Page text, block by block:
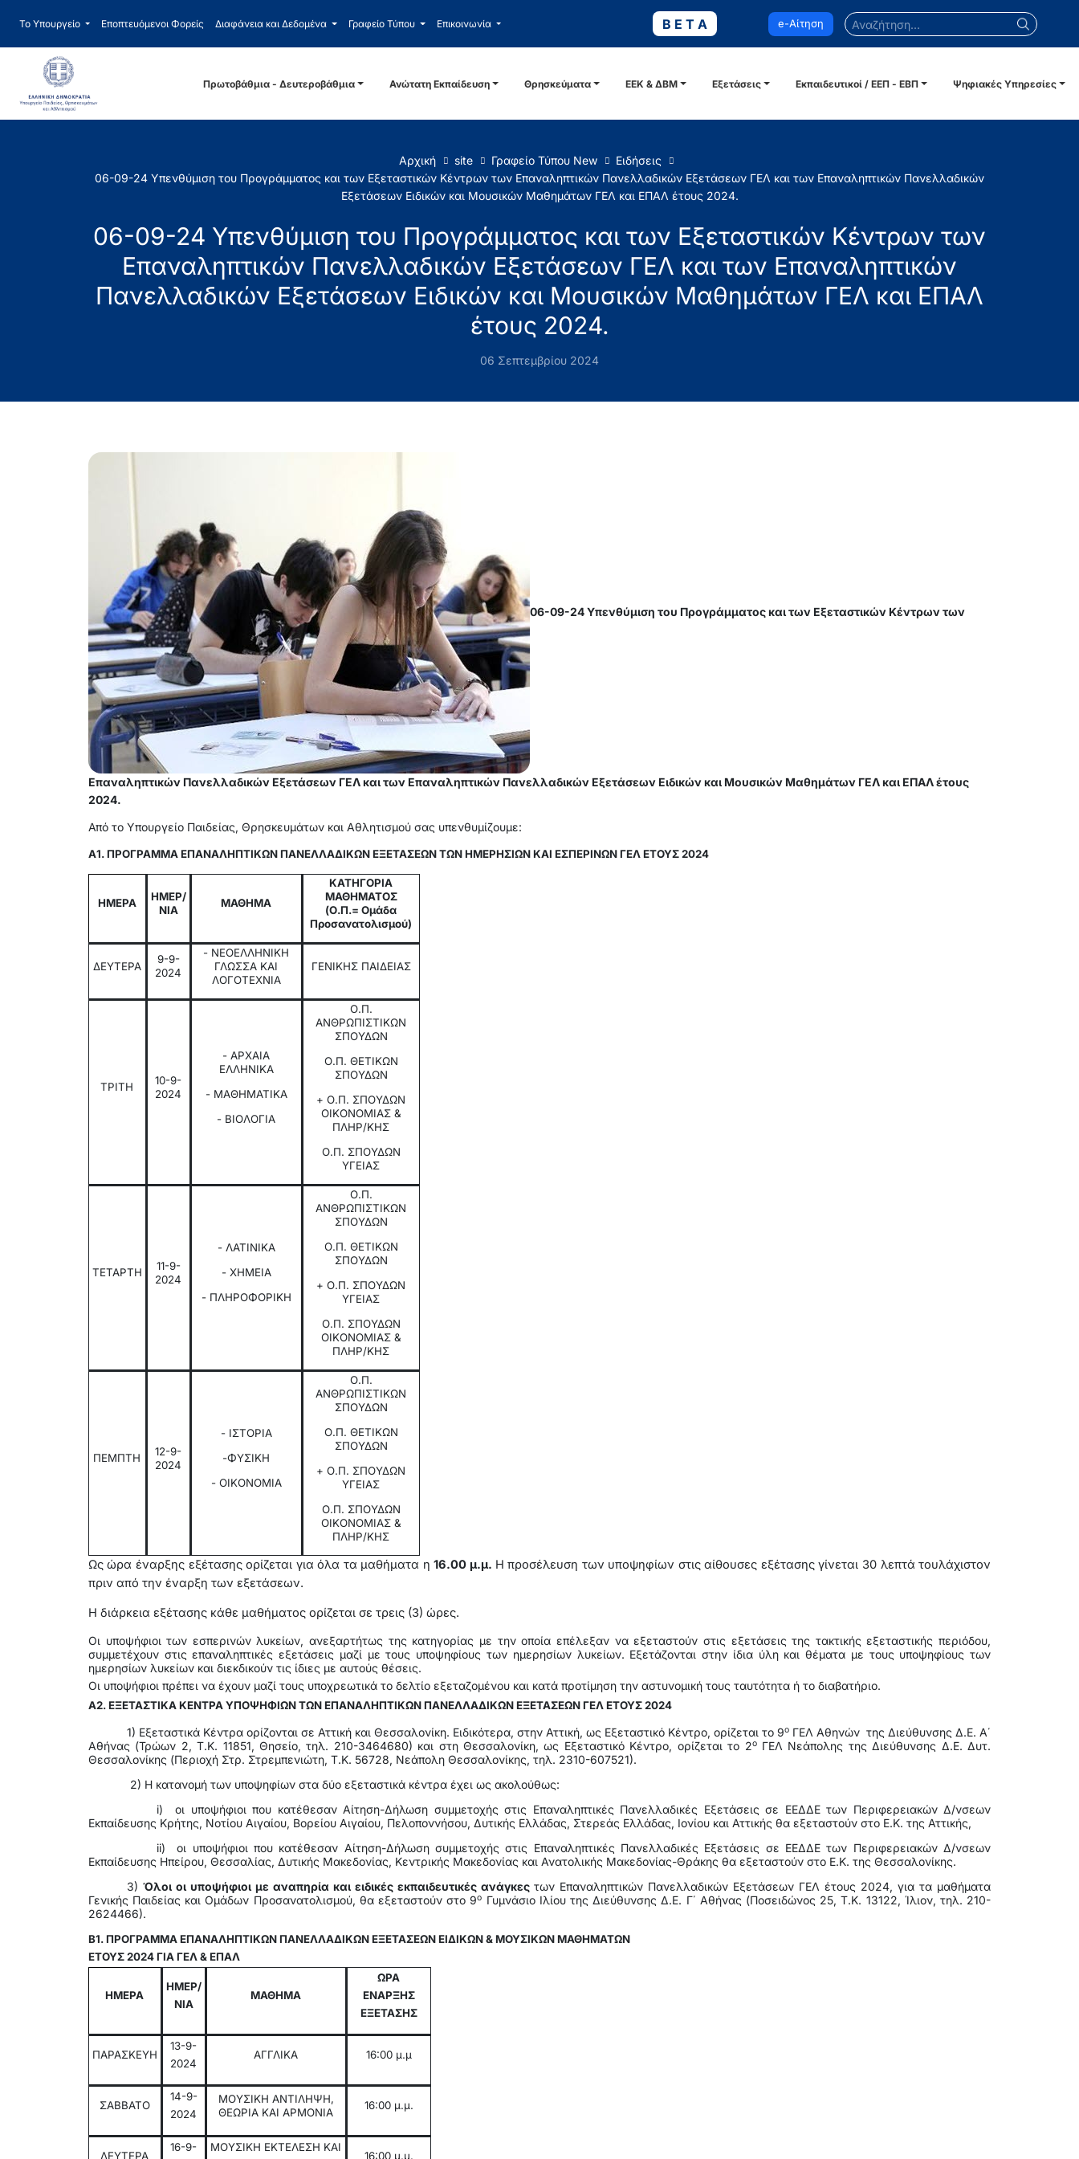
Το Υπουργείο Εποπτευόμενοι Φορείς Διαφάνεια και Δεδομένα Γραφείο Τύπου Επικοινωνία B E T A e-Αίτηση Αναζήτηση...
Πρωτοβάθμια - Δευτεροβάθμια Ανώτατη Εκπαίδευση Θρησκεύματα ΕΕΚ & ΔΒΜ Εξετάσεις Εκπαιδευτικοί / ΕΕΠ - ΕΒΠ Ψηφιακές Υπηρεσίες
Αρχική site Γραφείο Τύπου New
Ειδήσεις
06-09-24 Υπενθύμιση του Προγράμματος και των Εξεταστικών Κέντρων των Επαναληπτικών Πανελλαδικών Εξετάσεων ΓΕΛ και των Επαναληπτικών Πανελλαδικών
Εξετάσεων Ειδικών και Μουσικών Μαθημάτων ΓΕΛ και ΕΠΑΛ έτους 2024.
06-09-24 Υπενθύμιση του Προγράμματος και των Εξεταστικών Κέντρων των
Επαναληπτικών Πανελλαδικών Εξετάσεων ΓΕΛ και των Επαναληπτικών
Πανελλαδικών Εξετάσεων Ειδικών και Μουσικών Μαθημάτων ΓΕΛ και ΕΠΑΛ
έτους 2024.
06 Σεπτεμβρίου 2024
06-09-24 Υπενθύμιση του Προγράμματος και των Εξεταστικών Κέντρων των
Επαναληπτικών Πανελλαδικών Εξετάσεων ΓΕΛ και των Επαναληπτικών Πανελλαδικών Εξετάσεων Ειδικών και Μουσικών Μαθημάτων ΓΕΛ και ΕΠΑΛ έτους
2024.
Από το Υπουργείο Παιδείας, Θρησκευμάτων και Αθλητισμού σας υπενθυμίζουμε:
Α1. ΠΡΟΓΡΑΜΜΑ ΕΠΑΝΑΛΗΠΤΙΚΩΝ ΠΑΝΕΛΛΑΔΙΚΩΝ ΕΞΕΤΑΣΕΩΝ ΤΩΝ ΗΜΕΡΗΣΙΩΝ ΚΑΙ ΕΣΠΕΡΙΝΩΝ ΓΕΛ ΕΤΟΥΣ 2024
ΗΜΕΡΑ
ΗΜΕΡ/
ΝΙΑ
ΜΑΘΗΜΑ
ΚΑΤΗΓΟΡΙΑ
ΜΑΘΗΜΑΤΟΣ
(Ο.Π.= Ομάδα
Προσανατολισμού)
ΔΕΥΤΕΡΑ
9-9-
2024
- ΝΕΟΕΛΛΗΝΙΚΗ
ΓΛΩΣΣΑ ΚΑΙ
ΛΟΓΟΤΕΧΝΙΑ
ΓΕΝΙΚΗΣ ΠΑΙΔΕΙΑΣ
ΤΡΙΤΗ
10-9-
2024
- ΑΡΧΑΙΑ
ΕΛΛΗΝΙΚΑ
- ΜΑΘΗΜΑΤΙΚΑ
- ΒΙΟΛΟΓΙΑ
Ο.Π.
ΑΝΘΡΩΠΙΣΤΙΚΩΝ
ΣΠΟΥΔΩΝ
Ο.Π. ΘΕΤΙΚΩΝ
ΣΠΟΥΔΩΝ
+ Ο.Π. ΣΠΟΥΔΩΝ
ΟΙΚΟΝΟΜΙΑΣ &
ΠΛΗΡ/ΚΗΣ
Ο.Π. ΣΠΟΥΔΩΝ
ΥΓΕΙΑΣ
ΤΕΤΑΡΤΗ
11-9-
2024
- ΛΑΤΙΝΙΚΑ
- ΧΗΜΕΙΑ
- ΠΛΗΡΟΦΟΡΙΚΗ
Ο.Π.
ΑΝΘΡΩΠΙΣΤΙΚΩΝ
ΣΠΟΥΔΩΝ
Ο.Π. ΘΕΤΙΚΩΝ
ΣΠΟΥΔΩΝ
+ Ο.Π. ΣΠΟΥΔΩΝ
ΥΓΕΙΑΣ
Ο.Π. ΣΠΟΥΔΩΝ
ΟΙΚΟΝΟΜΙΑΣ &
ΠΛΗΡ/ΚΗΣ
ΠΕΜΠΤΗ
12-9-
2024
- ΙΣΤΟΡΙΑ
-ΦΥΣΙΚΗ
- ΟΙΚΟΝΟΜΙΑ
Ο.Π.
ΑΝΘΡΩΠΙΣΤΙΚΩΝ
ΣΠΟΥΔΩΝ
Ο.Π. ΘΕΤΙΚΩΝ
ΣΠΟΥΔΩΝ
+ Ο.Π. ΣΠΟΥΔΩΝ
ΥΓΕΙΑΣ
Ο.Π. ΣΠΟΥΔΩΝ
ΟΙΚΟΝΟΜΙΑΣ &
ΠΛΗΡ/ΚΗΣ
Ως ώρα έναρξης εξέτασης ορίζεται για όλα τα μαθήματα η16.00 μ.μ. Η προσέλευση των υποψηφίων στις αίθουσες εξέτασης γίνεται 30 λεπτά τουλάχιστον
πριν από την έναρξη των εξετάσεων.
Η διάρκεια εξέτασης κάθε μαθήματος ορίζεται σε τρεις (3) ώρες.
Οι υποψήφιοι των εσπερινών λυκείων, ανεξαρτήτως της κατηγορίας με την οποία επέλεξαν να εξεταστούν στις εξετάσεις της τακτικής εξεταστικής περιόδου,
συμμετέχουν στις επαναληπτικές εξετάσεις μαζί με τους υποψηφίους των ημερησίων λυκείων. Εξετάζονται στην ίδια ύλη και θέματα με τους υποψηφίους των
ημερησίων λυκείων και διεκδικούν τις ίδιες με αυτούς θέσεις.
Οι υποψήφιοι πρέπει να έχουν μαζί τους υποχρεωτικά το δελτίο εξεταζομένου και κατά προτίμηση την αστυνομική τους ταυτότητα ή το διαβατήριο.
Α2. ΕΞΕΤΑΣΤΙΚΑ ΚΕΝΤΡΑ ΥΠΟΨΗΦΙΩΝ ΤΩΝ ΕΠΑΝΑΛΗΠΤΙΚΩΝ ΠΑΝΕΛΛΑΔΙΚΩΝ ΕΞΕΤΑΣΕΩΝ ΓΕΛ ΕΤΟΥΣ 2024
1) Εξεταστικά Κέντρα ορίζονται σε Αττική και Θεσσαλονίκη. Ειδικότερα, στην Αττική, ως Εξεταστικό Κέντρο, ορίζεται το 9ο ΓΕΛ Αθηνών της Διεύθυνσης Δ.Ε. Α΄
Αθήνας (Τρώων 2, Τ.Κ. 11851, Θησείο, τηλ. 210-3464680) και στη Θεσσαλονίκη, ως Εξεταστικό Κέντρο, ορίζεται το 2οΓΕΛ Νεάπολης της Διεύθυνσης Δ.Ε. Δυτ.
Θεσσαλονίκης (Περιοχή Στρ. Στρεμπενιώτη, Τ.Κ. 56728, Νεάπολη Θεσσαλονίκης, τηλ. 2310-607521).
2) Η κατανομή των υποψηφίων στα δύο εξεταστικά κέντρα έχει ως ακολούθως:
i) οι υποψήφιοι που κατέθεσαν Αίτηση-Δήλωση συμμετοχής στις Επαναληπτικές Πανελλαδικές Εξετάσεις σε ΕΕΔΔΕ των Περιφερειακών Δ/νσεων
Εκπαίδευσης Κρήτης, Νοτίου Αιγαίου, Βορείου Αιγαίου, Πελοποννήσου, Δυτικής Ελλάδας, Στερεάς Ελλάδας, Ιονίου και Αττικής θα εξεταστούν στο Ε.Κ. της Αττικής,
ii) οι υποψήφιοι που κατέθεσαν Αίτηση-Δήλωση συμμετοχής στις Επαναληπτικές Πανελλαδικές Εξετάσεις σε ΕΕΔΔΕ των Περιφερειακών Δ/νσεων
Εκπαίδευσης Ηπείρου, Θεσσαλίας, Δυτικής Μακεδονίας, Κεντρικής Μακεδονίας και Ανατολικής Μακεδονίας-Θράκης θα εξεταστούν στο Ε.Κ. της Θεσσαλονίκης.
3) Όλοι οι υποψήφιοι με αναπηρία και ειδικές εκπαιδευτικές ανάγκεςτων Επαναληπτικών Πανελλαδικών Εξετάσεων ΓΕΛ έτους 2024, για τα μαθήματα
Γενικής Παιδείας και Ομάδων Προσανατολισμού, θα εξεταστούν στο 9ο Γυμνάσιο Ιλίου της Διεύθυνσης Δ.Ε. Γ΄ Αθήνας (Ποσειδώνος 25, Τ.Κ. 13122, Ίλιον, τηλ. 210-
2624466).
Β1. ΠΡΟΓΡΑΜΜΑ ΕΠΑΝΑΛΗΠΤΙΚΩΝ ΠΑΝΕΛΛΑΔΙΚΩΝ ΕΞΕΤΑΣΕΩΝ ΕΙΔΙΚΩΝ & ΜΟΥΣΙΚΩΝ ΜΑΘΗΜΑΤΩΝ
ΕΤΟΥΣ 2024 ΓΙΑ ΓΕΛ & ΕΠΑΛ
ΗΜΕΡΑ
ΗΜΕΡ/
ΝΙΑ
ΜΑΘΗΜΑ
ΩΡΑ
ΕΝΑΡΞΗΣ
ΕΞΕΤΑΣΗΣ
ΠΑΡΑΣΚΕΥΗ
13-9-
2024
ΑΓΓΛΙΚΑ 16:00 μ.μ
ΣΑΒΒΑΤΟ
14-9-
2024
ΜΟΥΣΙΚΗ ΑΝΤΙΛΗΨΗ,
ΘΕΩΡΙΑ ΚΑΙ ΑΡΜΟΝΙΑ
16:00 μ.μ.
ΔΕΥΤΕΡΑ
16-9-
ΜΟΥΣΙΚΗ ΕΚΤΕΛΕΣΗ ΚΑΙ
16:00 μ.μ.